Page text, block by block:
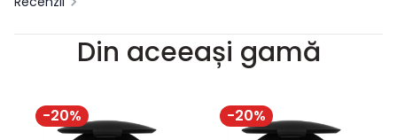
Din aceeași gamă
-20% -20%